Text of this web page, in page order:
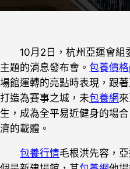
10月2日，杭州亞運會組
主題的消息發布會。 包養價
場館運轉的亮點時表現，跟
打造為賽事之城，未包養網
生，成為全平易近健身的場
濟的載體。
包養行情毛根洪先容，